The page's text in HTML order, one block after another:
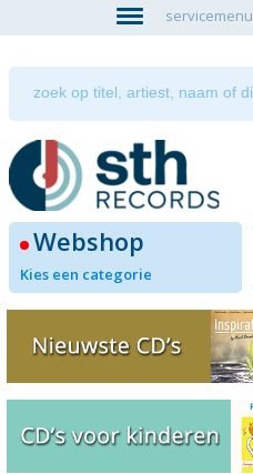
servicemenu
Webshop
Kies een categorie